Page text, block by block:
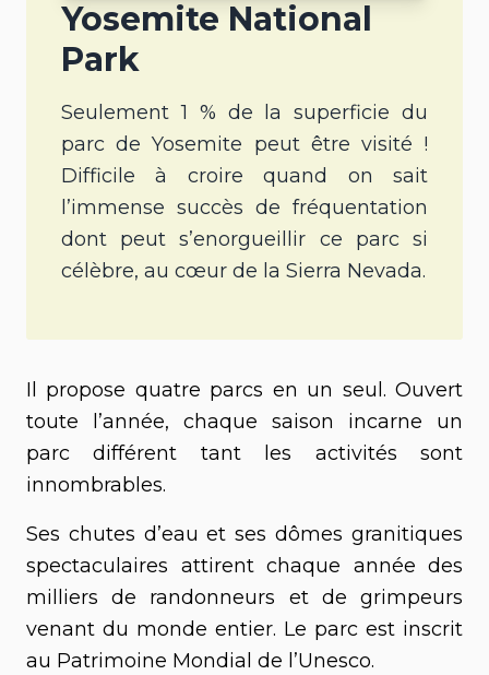
Yosemite National
Park
Seulement 1 % de la superficie du
parc de Yosemite peut être visité !
Difficile à croire quand on sait
l’immense succès de fréquentation
dont peut s’enorgueillir ce parc si
célèbre, au cœur de la Sierra Nevada.
Il propose quatre parcs en un seul. Ouvert
toute l’année, chaque saison incarne un
parc différent tant les activités sont
innombrables.
Ses chutes d’eau et ses dômes granitiques
spectaculaires attirent chaque année des
milliers de randonneurs et de grimpeurs
venant du monde entier. Le parc est inscrit
au Patrimoine Mondial de l’Unesco.